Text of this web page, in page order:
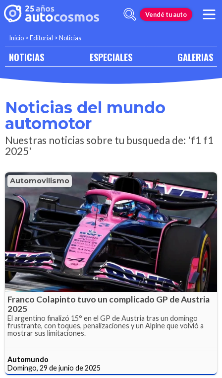
Vendé tu auto
Inicio >Editorial >Noticias
NOTICIAS ESPECIALES GALERIAS
Noticias del mundo
automotor
Nuestras noticias sobre tu busqueda de: 'f1 f1
2025'
Automovilismo
Franco Colapinto tuvo un complicado GP de Austria
2025
El argentino finalizó 15° en el GP de Austria tras un domingo
frustrante, con toques, penalizaciones y un Alpine que volvió a
mostrar sus limitaciones.
Automundo
Domingo, 29 de junio de 2025